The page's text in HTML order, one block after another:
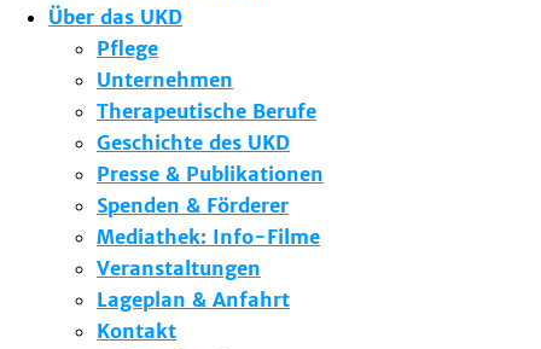
Über das UKD
Pflege
Unternehmen
Therapeutische Berufe
Geschichte des UKD
Presse & Publikationen
Spenden & Förderer
Mediathek: Info-Filme
Veranstaltungen
Lageplan & Anfahrt
Kontakt